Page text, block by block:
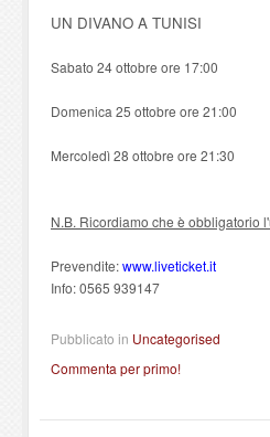
UN DIVANO A TUNISI
Sabato 24 ottobre ore 17:00
Domenica 25 ottobre ore 21:00
Mercoledì 28 ottobre ore 21:30
N.B. Ricordiamo che è obbligatorio
Prevendite:www.liveticket.it
Info: 0565 939147
Pubblicato in Uncategorised
Commenta per primo!